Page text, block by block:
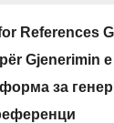
References
Gjenerimin
за